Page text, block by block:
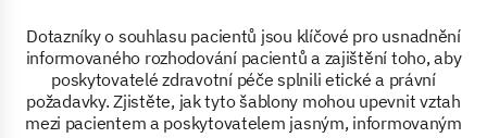
Dotazníky o souhlasu pacientů jsou klíčové pro usnadnění
informovaného rozhodování pacientů a zajištění toho, aby
poskytovatelé zdravotní péče splnili etické a právní
požadavky. Zjistěte, jak tyto šablony mohou upevnit vztah
mezi pacientem a poskytovatelem jasným, informovaným